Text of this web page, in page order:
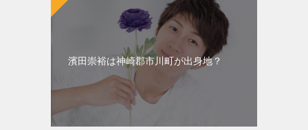
濱田崇裕は神崎郡市川町が出身地？